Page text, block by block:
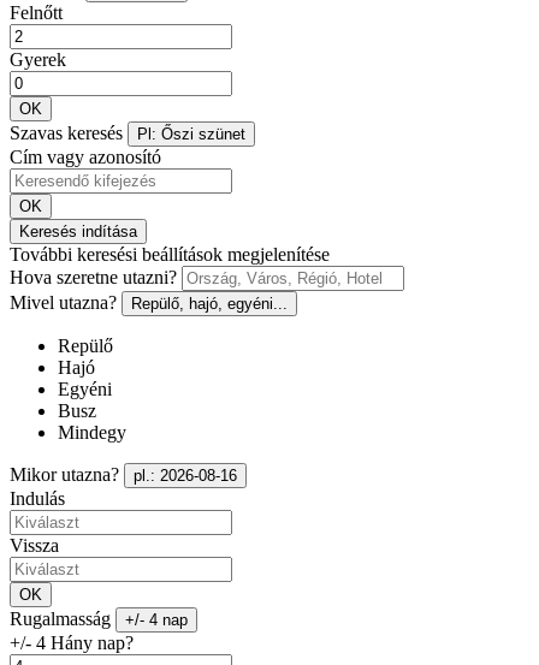
Felnőtt
Gyerek
OK
Szavas keresés Pl: Őszi szünet
Cím vagy azonosító
OK
Keresés indítása
További keresési beállítások megjelenítése
Hova szeretne utazni?
Mivel utazna?
Repülő, hajó, egyéni...
Repülő
Hajó
Egyéni
Busz
Mindegy
Mikor utazna? pl.: 2026-08-16
Indulás
Vissza
OK
Rugalmasság +/- 4 nap
+/- 4 Hány nap?